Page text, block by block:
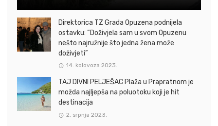
Direktorica TZ Grada Opuzena podnijela
ostavku: “Doživjela sam u svom Opuzenu
nešto najružnije što jedna žena može
doživjeti”
14. kolovoza 2023.
TAJ DIVNI PELJEŠAC Plaža u Prapratnom je
možda najljepša na poluotoku koji je hit
destinacija
2. srpnja 2023.